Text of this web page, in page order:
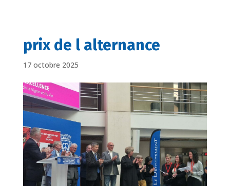
prix de l alternance
17 octobre 2025